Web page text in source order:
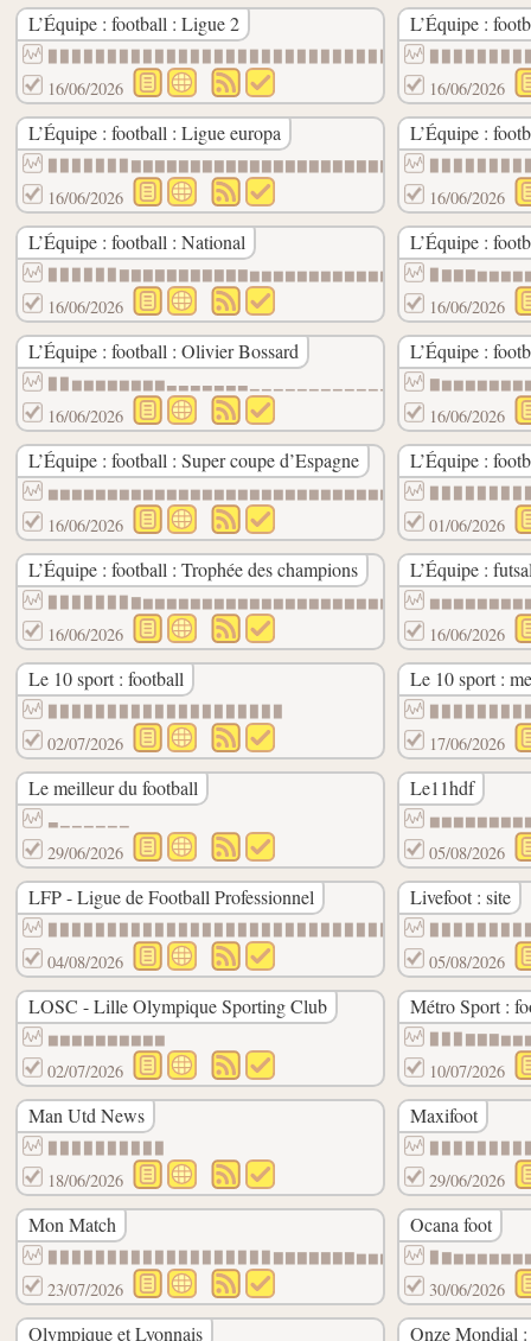
L’Équipe : football : Ligue 2
16/06/2026
L’Équipe :
16/06/2026
L’Équipe : football : Ligue europa
16/06/2026
L’Équipe :
16/06/2026
L’Équipe : football : National
16/06/2026
L’Équipe :
16/06/2026
L’Équipe : football : Olivier Bossard
▉▉▆▆▆▆▆▆▆▆▃▃▃▃▃▃▃▁▁▁▁▁▁▁▁▁▁▁▁▁▁▁▁▁▁
16/06/2026
L’Équipe :
16/06/2026
L’Équipe : football : Super coupe d’Espagne
16/06/2026
L’Équipe :
01/06/2026
L’Équipe : football : Trophée des champions
16/06/2026
L’Équipe :
16/06/2026
Le 10 sport : football
02/07/2026
Le 10 sport :
17/06/2026
Le meilleur du football
▃▁▁▁▁▁▁
29/06/2026
Le11hdf
05/08/2026
LFP - Ligue de Football Professionnel
▉▉▉▉▉▉▉▉▉▉▉▉▉▉▉▉▉▉▉▉▉▉▉▉▉▉▉▉▉▉▉▉▉▉▉▉▉▉▉▉
04/08/2026
Livefoot : site
05/08/2026
LOSC - Lille Olympique Sporting Club
▆▆▆▆▆▆▆▆▆▆
02/07/2026
Métro Sport :
10/07/2026
Man Utd News
18/06/2026
Maxifoot
29/06/2026
Mon Match
23/07/2026
Ocana foot
30/06/2026
Olympique et Lyonnais Onze Mondial :